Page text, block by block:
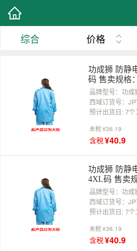
综合 价格
功成狮 防静
码 售卖规格
品牌型号：功成
西域订货号：
预计出货日: 7个
未税¥36.19
含税¥40.9
功成狮 防静
4XL码 售卖
品牌型号：功成
西域订货号：
预计出货日: 7个
未税¥36.19
含税¥40.9